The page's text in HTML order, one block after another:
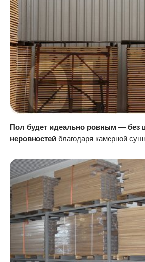
Пол будет идеально ровным — без
неровностей благодаря камерной